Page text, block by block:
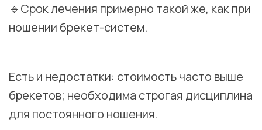
🔹Срок лечения примерно такой же, как при
ношении брекет-систем.
Есть и недостатки: стоимость часто выше
брекетов; необходима строгая дисциплина
для постоянного ношения.